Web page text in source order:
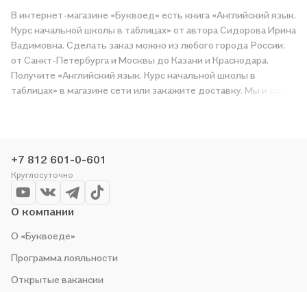
В интернет-магазине «Буквоед» есть книга «Английский язык.
Курс начальной школы в таблицах» от автора Сидорова Ирина
Вадимовна. Сделать заказ можно из любого города России:
от Санкт-Петербурга и Москвы до Казани и Краснодара.
Получите «Английский язык. Курс начальной школы в
таблицах» в магазине сети или закажите доставку. Мы и сами
+7 812 601-0-601
Круглосуточно
О компании
О «Буквоеде»
Программа лояльности
Открытые вакансии